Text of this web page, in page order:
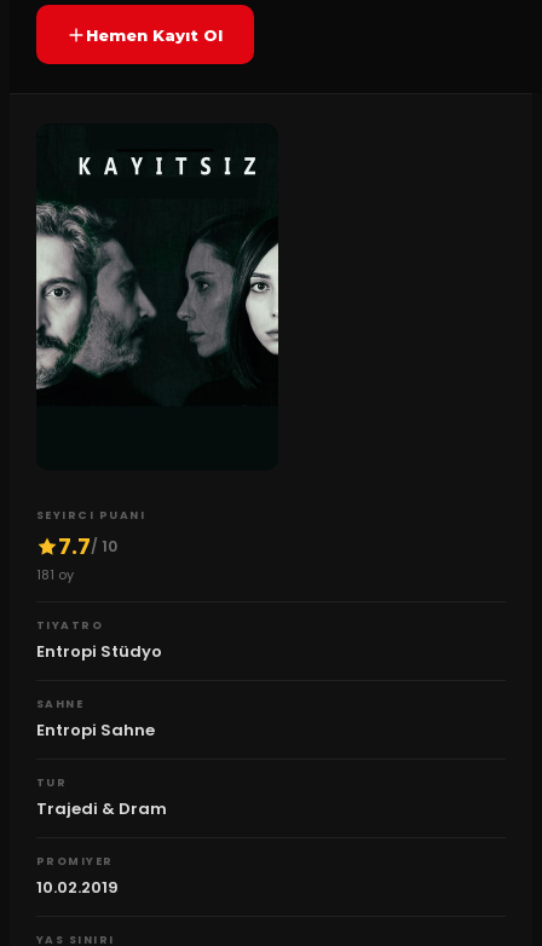
Hemen Kayıt Ol
SEYIRCI PUANI
7.7/ 10
181 oy
TIYATRO
Entropi Stüdyo
SAHNE
Entropi Sahne
TUR
Trajedi & Dram
PROMIYER
10.02.2019
YAS SINIRI